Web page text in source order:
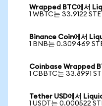
Wrapped BTC에서
1 WBTC는 33.9122
Binance Coin에서
1 BNB는 0.309469
Coinbase Wrapped
1 CBBTC는 33.8991
Tether USD에서
1 USDT는 0.000522